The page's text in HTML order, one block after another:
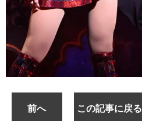
前へ この記事に戻る